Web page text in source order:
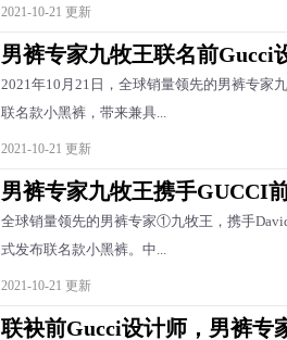
2021-10-21 更新
男裤专家九牧王联名前Gucci
2021年10月21日，全球销量领先的男裤专家
联名款小黑裤，带来兼具...
2021-10-21 更新
男裤专家九牧王携手GUCCI
全球销量领先的男裤专家①九牧王，携手
式发布联名款小黑裤。中...
2021-10-21 更新
联袂前Gucci设计师，男裤专